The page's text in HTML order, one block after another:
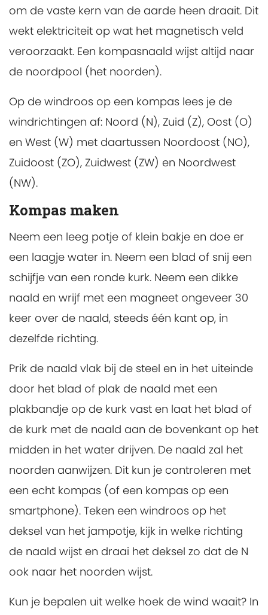
om de vaste kern van de aarde heen draait. Dit
wekt elektriciteit op wat het magnetisch veld
veroorzaakt. Een kompasnaald wijst altijd naar
de noordpool (het noorden).
Op de windroos op een kompas lees je de
windrichtingen af: Noord (N), Zuid (Z), Oost (O)
en West (W) met daartussen Noordoost (NO),
Zuidoost (ZO), Zuidwest (ZW) en Noordwest
(NW).
Kompas maken
Neem een leeg potje of klein bakje en doe er
een laagje water in. Neem een blad of snij een
schijfje van een ronde kurk. Neem een dikke
naald en wrijf met een magneet ongeveer 30
keer over de naald, steeds één kant op, in
dezelfde richting.
Prik de naald vlak bij de steel en in het uiteinde
door het blad of plak de naald met een
plakbandje op de kurk vast en laat het blad of
de kurk met de naald aan de bovenkant op het
midden in het water drijven. De naald zal het
noorden aanwijzen. Dit kun je controleren met
een echt kompas (of een kompas op een
smartphone). Teken een windroos op het
deksel van het jampotje, kijk in welke richting
de naald wijst en draai het deksel zo dat de N
ook naar het noorden wijst.
Kun je bepalen uit welke hoek de wind waait? In